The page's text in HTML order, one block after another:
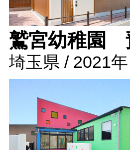
鷲宮幼稚園
埼玉県 / 2021年